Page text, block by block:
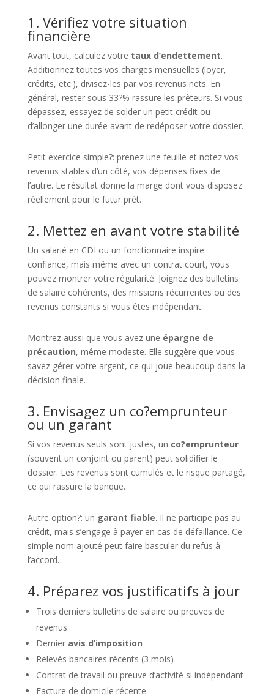
1. Vérifiez votre situation
financière
Avant tout, calculez votre taux d’endettement.
Additionnez toutes vos charges mensuelles (loyer,
crédits, etc.), divisez-les par vos revenus nets. En
général, rester sous 33?% rassure les prêteurs. Si vous
dépassez, essayez de solder un petit crédit ou
d’allonger une durée avant de redéposer votre dossier.
Petit exercice simple?: prenez une feuille et notez vos
revenus stables d’un côté, vos dépenses fixes de
l’autre. Le résultat donne la marge dont vous disposez
réellement pour le futur prêt.
2. Mettez en avant votre stabilité
Un salarié en CDI ou un fonctionnaire inspire
confiance, mais même avec un contrat court, vous
pouvez montrer votre régularité. Joignez des bulletins
de salaire cohérents, des missions récurrentes ou des
revenus constants si vous êtes indépendant.
Montrez aussi que vous avez une épargne de
précaution, même modeste. Elle suggère que vous
savez gérer votre argent, ce qui joue beaucoup dans la
décision finale.
3. Envisagez un co?emprunteur
ou un garant
Si vos revenus seuls sont justes, un co?emprunteur
(souvent un conjoint ou parent) peut solidifier le
dossier. Les revenus sont cumulés et le risque partagé,
ce qui rassure la banque.
Autre option?: un garant fiable. Il ne participe pas au
crédit, mais s’engage à payer en cas de défaillance. Ce
simple nom ajouté peut faire basculer du refus à
l’accord.
4. Préparez vos justificatifs à jour
Trois derniers bulletins de salaire ou preuves de
revenus
Dernier avis d’imposition
Relevés bancaires récents (3 mois)
Contrat de travail ou preuve d’activité si indépendant
Facture de domicile récente